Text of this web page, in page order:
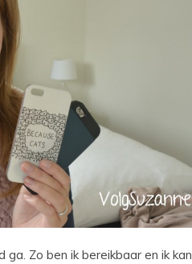
Zo ben ik bereikbaar en ik kan